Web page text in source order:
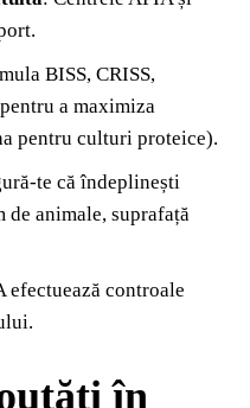
BISS, CRISS,
a maximiza
pentru culturi proteice).
te că îndeplinești
animale, suprafață
efectuează controale
în